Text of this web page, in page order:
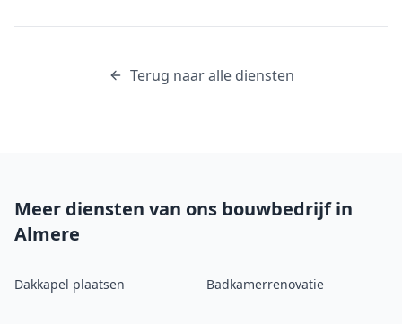
Terug naar alle diensten
Meer diensten van ons bouwbedrijf in
Almere
Dakkapel plaatsen Badkamerrenovatie